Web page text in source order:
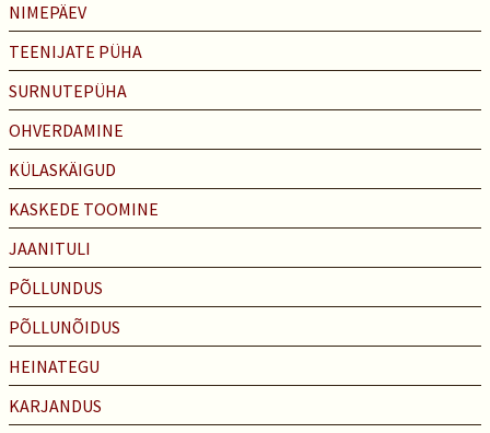
NIMEPÄEV
TEENIJATE PÜHA
SURNUTEPÜHA
OHVERDAMINE
KÜLASKÄIGUD
KASKEDE TOOMINE
JAANITULI
PÕLLUNDUS
PÕLLUNÕIDUS
HEINATEGU
KARJANDUS